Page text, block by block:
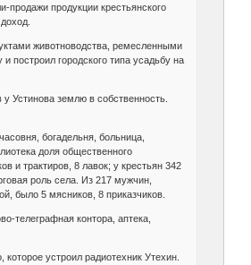
продажи продукции крестьянского
животноводства, ремесленными
построил городского типа усадьбу на
Устинова землю в собственность.
богадельня, больница,
доля общественного
и трактиров, 8 лавок; у крестьян 342
роль села. Из 217 мужчин,
было 5 мясников, 8 приказчиков.
телеграфная контора, аптека,
устроил радиотехник Утехин.